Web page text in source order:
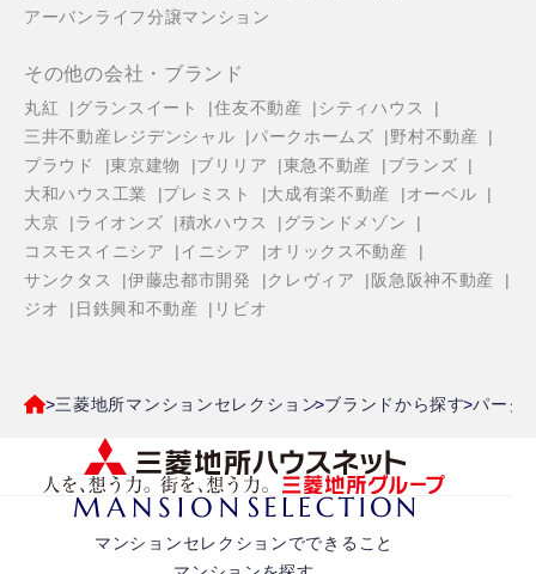
アーバンライフ分譲マンション
その他の会社・ブランド
丸紅 グランスイート 住友不動産
シティハウス
三井不動産レジデンシャル
パークホームズ
野村不動産
プラウド
東京建物 ブリリア 東急不動産
ブランズ
大和ハウス工業
プレミスト 大成有楽不動産
オーベル
大京
ライオンズ 積水ハウス
グランドメゾン
コスモスイニシア
イニシア
オリックス不動産
サンクタス
伊藤忠都市開発 クレヴィア
阪急阪神不動産
ジオ
日鉄興和不動産 リビオ
三菱地所マンションセレクション ブランドから探す パーク
マンションセレクションでできること